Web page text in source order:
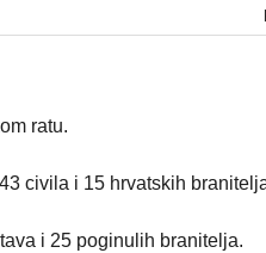
ratu.
civila i 15 hrvatskih
i 25 poginulih branitelja.